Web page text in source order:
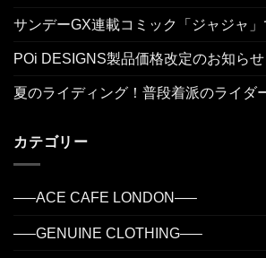
サンデーGX連載コミック「ジャジャ」
POi DESIGNS製品価格改定のお知らせ
夏のライディング！普段着派のライダ
カテゴリー
—–ACE CAFE LONDON—–
—–GENUINE CLOTHING—–